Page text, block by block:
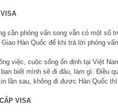
cần phỏng vấn song vẫn có một
Hàn Quốc để khi trả lời phỏng
việc, cuộc sống ổn định tại Việt
biết mình sẽ đi đâu, làm gì. Điều
lần sau, không đi được Hàn Quốc
VISA